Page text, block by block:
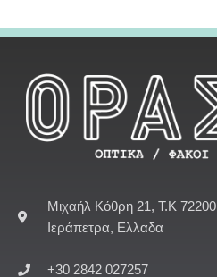
Μιχαήλ Κόθρη 21, Τ.Κ 72200
Ιεράπετρα, Ελλαδα
+30 2842 027257